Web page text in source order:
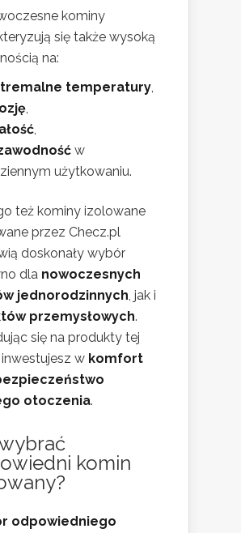
kominy
się także wysoką
na:
temperatury
w
użytkowaniu.
też kominy izolowane
przez Checz.pl
doskonały wybór
dla nowoczesnych
jednorodzinnych , jak i
przemysłowych.
się na produkty tej
inwestujesz w komfort
otoczenia.
komin
odpowiedniego